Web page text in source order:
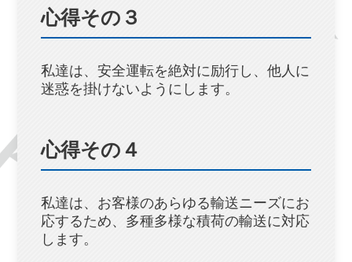
心得その３
私達は、安全運転を絶対に励行し、他人に
迷惑を掛けないようにします。
心得その４
私達は、お客様のあらゆる輸送ニーズにお
応するため、多種多様な積荷の輸送に対応
します。